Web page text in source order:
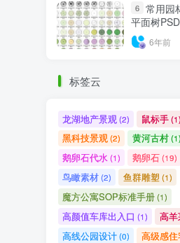
6 常用园
平面树
线稿
6年前
标签云
龙湖地产景观 (2) 鼠标手(1)
黑科技景观(2) 黄河古村(1)
鹅卵石代水(1) 鹅卵石(19)
鸟瞰素材(2) 鱼群雕塑 (1)
魔方公寓SOP标准手册(1)
高颜值车库出入口 (1) 高羊
高线公园设计(0) 高级感